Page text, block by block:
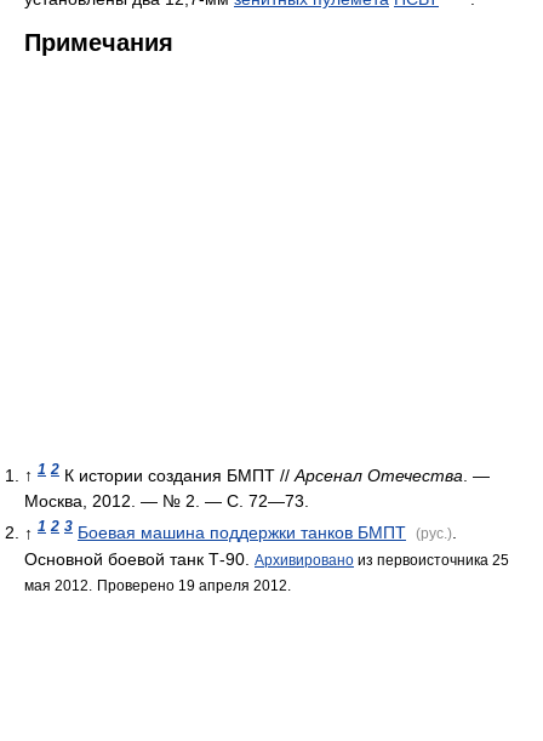
Примечания
↑ 1 2 К истории создания БМПТ // Арсенал Отечества . —
Москва, 2012. — № 2. — С. 72—73.
↑ 1 2 3 Боевая машина поддержки танков БМПT (рус.).
Основной боевой танк Т-90. Архивировано из первоисточника 25
мая 2012.
Проверено 19 апреля 2012.